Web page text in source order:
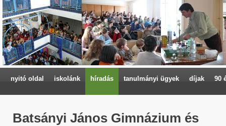
nyitó oldal iskolánk híradás tanulmányi ügyek díjak 90
Batsányi János Gimnázium és